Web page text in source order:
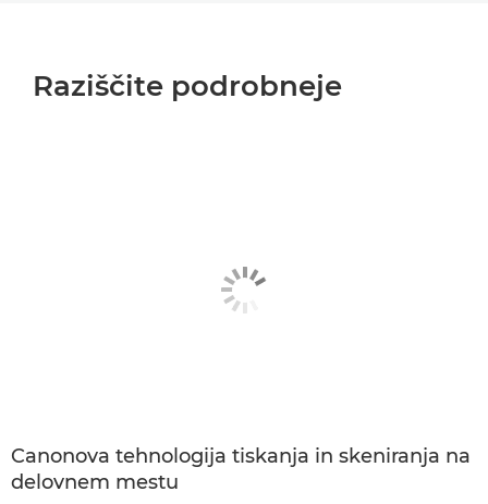
Raziščite podrobneje
Canonova tehnologija tiskanja in skeniranja na
delovnem mestu